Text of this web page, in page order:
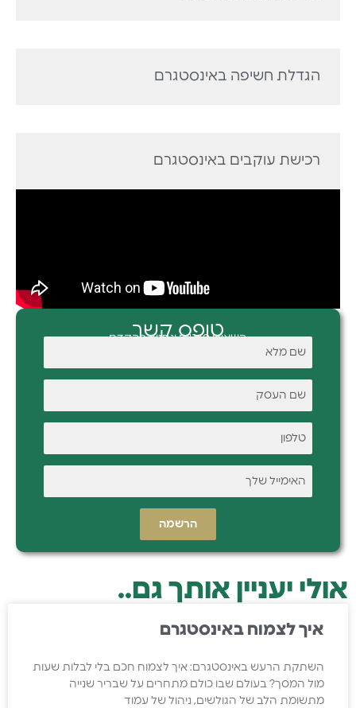
הגדלת חשיפה באינסטגרם
רכישת עוקבים באינסטגרם
טופס קשר
השאירו פרטים ונחזור בהקדם
הרשמה
אולי יעניין אותך גם..
איך לצמוח באינסטגרם
השתקת הרעש באינסטגרם: איך לצמוח חכם בלי לבלות שעות
מול המסך? בעולם שבו כולם מתחרים על שבריר שנייה
מתשומת הלב של הגולשים, ניהול של עמוד